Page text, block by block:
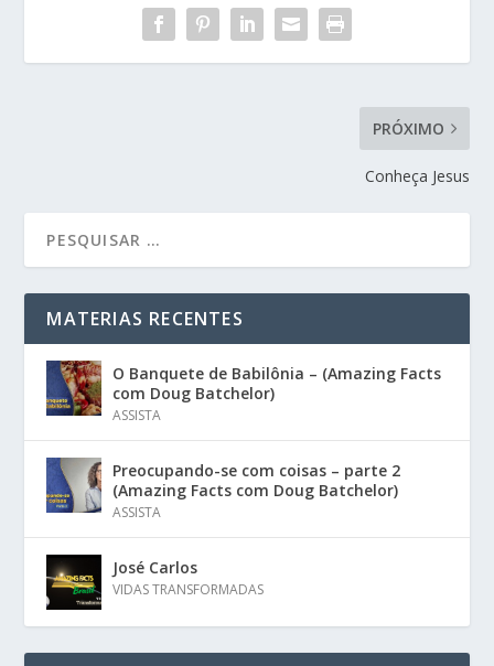
PRÓXIMO
Conheça Jesus
MATERIAS RECENTES
O Banquete de Babilônia – (Amazing Facts
com Doug Batchelor)
ASSISTA
Preocupando-se com coisas – parte 2
(Amazing Facts com Doug Batchelor)
ASSISTA
José Carlos
VIDAS TRANSFORMADAS